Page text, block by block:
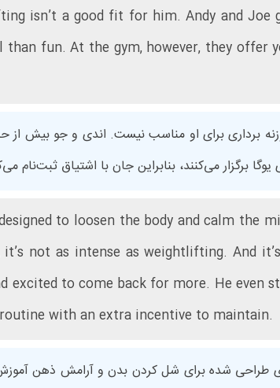
isn’t a good fit for him. Andy and
fun. At the gym, however, they offer
برداری برای او مناسب نیست. اندی و جو بیش از
برگزار می‌کنند، بنابراین جان با اشتیاق ثبت‌نام
to loosen the body and calm the
not as intense as weightlifting. And
excited to come back for more. He
with an extra incentive to maintain.
طراحی شده برای شل کردن بدن و آرامش ذهن